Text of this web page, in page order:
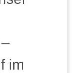
im